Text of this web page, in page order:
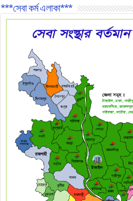
***সেবা কর্ম এলাকা***